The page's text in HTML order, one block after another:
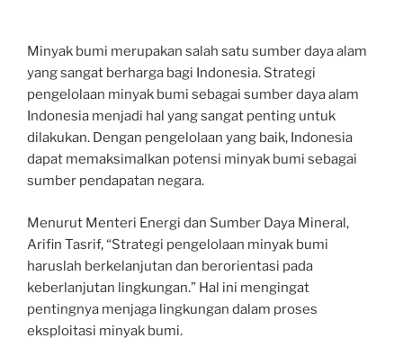
Minyak bumi merupakan salah satu sumber daya alam
yang sangat berharga bagi Indonesia. Strategi
pengelolaan minyak bumi sebagai sumber daya alam
Indonesia menjadi hal yang sangat penting untuk
dilakukan. Dengan pengelolaan yang baik, Indonesia
dapat memaksimalkan potensi minyak bumi sebagai
sumber pendapatan negara.
Menurut Menteri Energi dan Sumber Daya Mineral,
Arifin Tasrif, “Strategi pengelolaan minyak bumi
haruslah berkelanjutan dan berorientasi pada
keberlanjutan lingkungan.” Hal ini mengingat
pentingnya menjaga lingkungan dalam proses
eksploitasi minyak bumi.